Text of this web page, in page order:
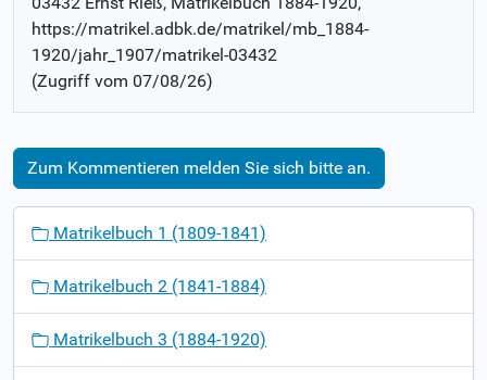
https://matrikel.adbk.de/matrikel/mb_1884-
1920/jahr_1907/matrikel-03432
(Zugriff vom 07/08/26)
Zum Kommentieren melden Sie sich bitte an.
Matrikelbuch 1 (1809-1841)
Matrikelbuch 2 (1841-1884)
Matrikelbuch 3 (1884-1920)